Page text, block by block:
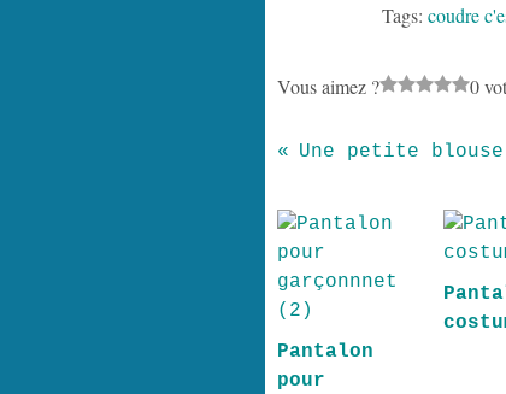
Tags: coudre
Vous aimez ? 0
Pantalon
pour